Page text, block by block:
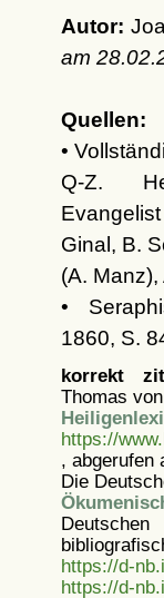
Autor:
am
Quellen:
•
Q-Z.
Ginal, B.
(A.
•
1860, S.
korrekt
Thomas
https://
, abgerufen
Die
https://d-
https://d-